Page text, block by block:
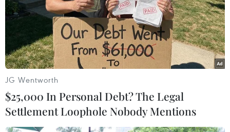
JG Wentworth
$25,000 In Personal Debt? The Legal
Settlement Loophole Nobody Mentions